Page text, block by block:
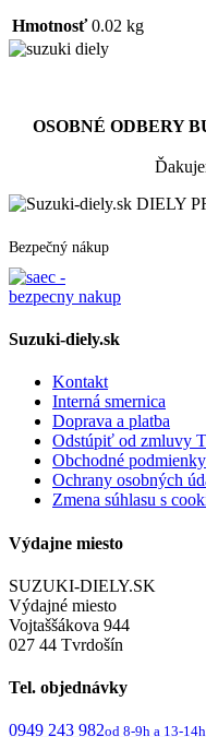
Hmotnosť 0.02 kg
OSOBNÉ ODBERY
DIELY
Bezpečný nákup
Suzuki-diely.sk
Kontakt
Interná smernica
Doprava a platba
Odstúpiť od zmluvy
Obchodné podmienky
Ochrany osobných
Zmena súhlasu s
Výdajne miesto
SUZUKI-DIELY.SK
Výdajné miesto
Vojtaššákova 944
027 44 Tvrdošín
Tel. objednávky
0949 243 982od 8-9h a 13-14h